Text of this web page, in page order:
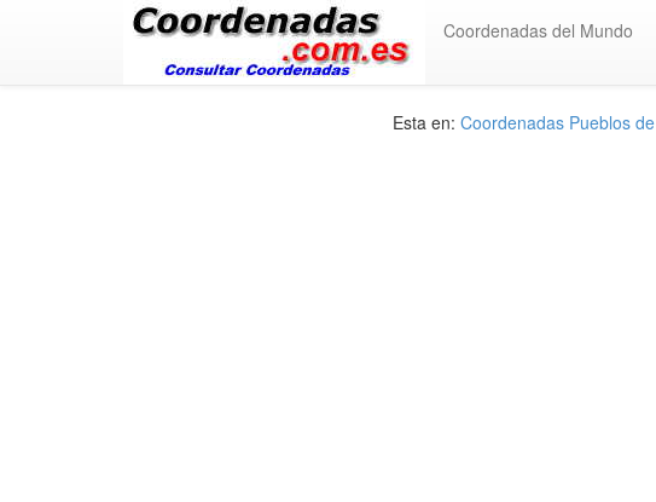
Coordenadas del Mundo
Esta en: Coordenadas Pueblos